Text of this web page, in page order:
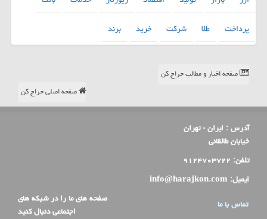
پرداخت
طلا شركت خرید برند
صفحه اخبار و مطالب حراج کن
صفحه اصلی حراج کن
آدرس : ایران - تهران
خیابان طالقانی
تلفن: ۹۱۲۴۷۰۳۷۲۲
ایمیل: info@harajkon.com
تماس با ما
صفحه های ما را در شبکه های
اجتماعی دنبال کنید